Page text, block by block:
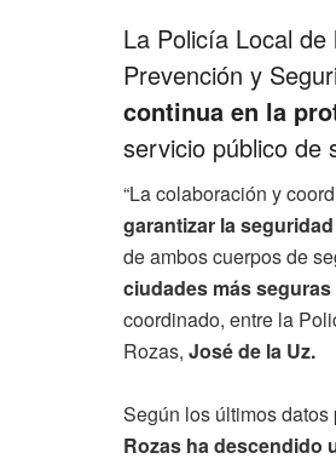
La Policía Local
Prevención y
continua en la
servicio público de
“La colaboración y
garantizar la
de ambos cuerpos de
ciudades más
coordinado, entre la
Rozas, José de la Uz.
Según los últimos
Rozas ha descendido